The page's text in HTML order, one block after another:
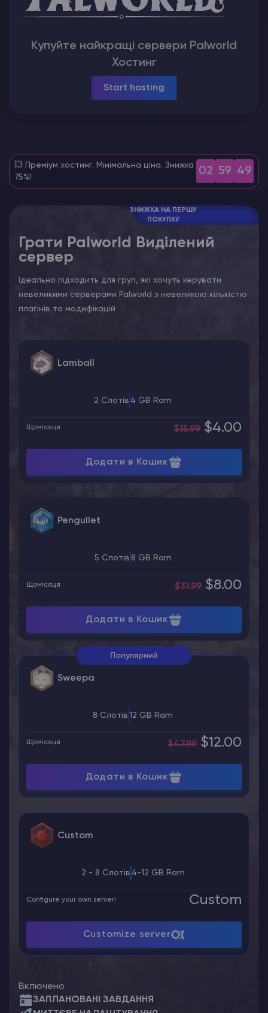
Ark Survival Evolved
Купуйте найкращі сервери Palworld
Хостинг
Start hosting
💥 Преміум хостинг. Мінімальна ціна. Знижка
75%!
02 59 47
ЗНИЖКА НА ПЕРШУ
ПОКУПКУ
Грати Palworld Виділений
сервер
Ідеально підходить для груп, які хочуть керувати
невеликими серверами Palworld з невеликою кількістю
плагінів та модифікацій
Lamball
2 Слотів 4 GB Ram
Щомісяця $15.99 $4.00
Додати в Кошик
Pengullet
5 Слотів 8 GB Ram
Щомісяця $31.99 $8.00
Додати в Кошик
Популярний
Sweepa
8 Слотів 12 GB Ram
Щомісяця $47.99 $12.00
Додати в Кошик
Custom
2 - 8 Слотів 4-12 GB Ram
Configure your own server! Custom
Customize server
Включено
ЗАПЛАНОВАНІ ЗАВДАННЯ